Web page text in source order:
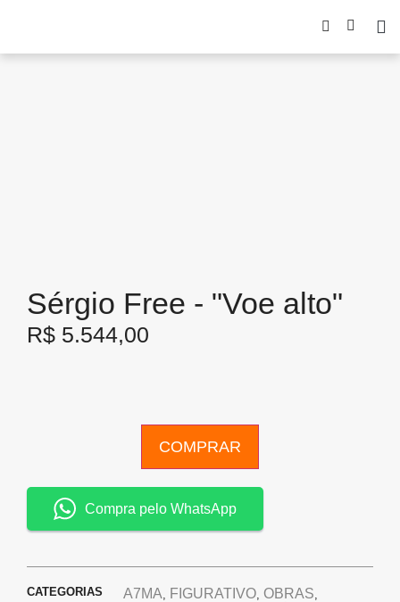
Sérgio Free - "Voe alto"
R$ 5.544,00
COMPRAR
Compra pelo WhatsApp
CATEGORIAS A7MA, FIGURATIVO, OBRAS,